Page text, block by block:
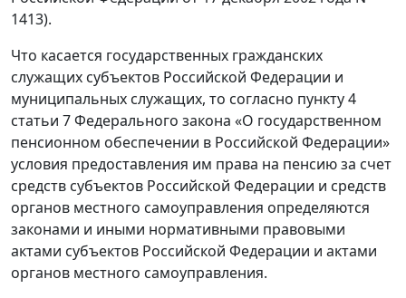
1413).
Что касается государственных гражданских
служащих субъектов Российской Федерации и
муниципальных служащих, то согласно пункту 4
статьи 7 Федерального закона «О государственном
пенсионном обеспечении в Российской Федерации»
условия предоставления им права на пенсию за счет
средств субъектов Российской Федерации и средств
органов местного самоуправления определяются
законами и иными нормативными правовыми
актами субъектов Российской Федерации и актами
органов местного самоуправления.